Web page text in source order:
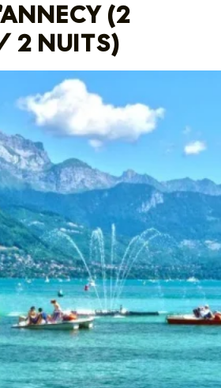
(2
2 NUITS)